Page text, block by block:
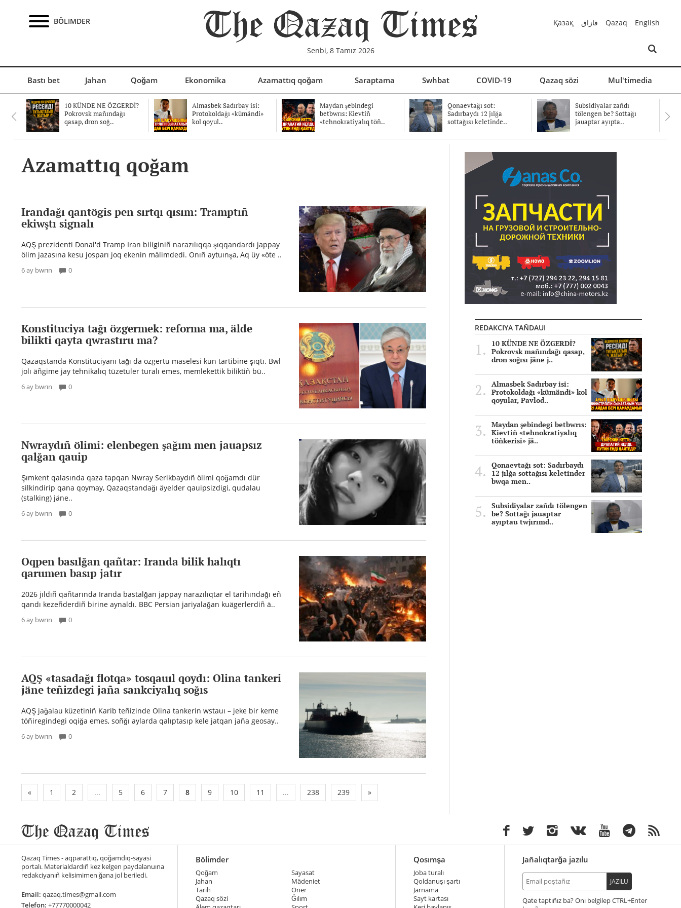
BÖLIMDER
Senbi, 8 Tamız 2026
Қазақ قازاق Qazaq English
Bastı bet Jahan Qoğam Ekonomika Azamattıq qoğam Saraptama Swhbat COVID-19 Qazaq sözi Mul'timedia
10 KÜNDE NE ÖZGERDİ?
Pokrovsk mañındağı
qasap, dron soğ..
Almasbek Sadırbay isi:
Protokoldağı «kümändi»
kol qoyul..
Maydan şebindegi
betbwrıs: Kievtiñ
«tehnokratiyalıq töñ..
Qonaevtağı sot:
Sadırbaydı 12 jılğa
sottağısı keletinde..
Subsidiyalar zañdı
tölengen be? Sottağı
jauaptar ayıpta..
Azamattıq qoğam
Irandağı qantögis pen sırtqı qısım: Tramptıñ
ekiwştı signalı
AQŞ prezidenti Donal'd Tramp Iran biliginiñ narazılıqqa şıqqandardı jappay
ölim jazasına kesu josparı joq ekenin mälimdedi. Onıñ aytuınşa, Aq üy «öte ..
6 ay bwrın 0
Konstituciya tağı özgermek: reforma ma, älde
bilikti qayta qwrastıru ma?
Qazaqstanda Konstituciyanı tağı da özgertu mäselesi kün tärtibine şıqtı. Bwl
jolı äñgime jay tehnikalıq tüzetuler turalı emes, memlekettik biliktiñ bü..
6 ay bwrın 0
Nwraydıñ ölimi: elenbegen şağım men jauapsız
qalğan qauip
Şımkent qalasında qaza tapqan Nwray Serikbaydıñ ölimi qoğamdı dür
silkindirip qana qoymay, Qazaqstandağı äyelder qauipsizdigi, qudalau
(stalking) jäne..
6 ay bwrın 0
Oqpen basılğan qañtar: Iranda bilik halıqtı
qarumen basıp jatır
2026 jıldıñ qañtarında Iranda bastalğan jappay narazılıqtar el tarihındağı eñ
qandı kezeñderdiñ birine aynaldı. BBC Persian jariyalağan kuägerlerdiñ ä..
6 ay bwrın 0
AQŞ «tasadağı flotqa» tosqauıl qoydı: Olina tankeri
jäne teñizdegi jaña sankciyalıq soğıs
AQŞ jağalau küzetiniñ Karib teñizinde Olina tankerin wstauı – jeke bir keme
töñiregindegi oqiğa emes, soñğı aylarda qalıptasıp kele jatqan jaña geosay..
6 ay bwrın 0
« 1 2 ... 5 6 7 8 9 10 11 ... 238 239 »
REDAKCIYA TAÑDAUI
10 KÜNDE NE ÖZGERDİ?
Pokrovsk mañındağı qasap,
dron soğısı jäne j..
Almasbek Sadırbay isi:
Protokoldağı «kümändi» kol
qoyular, Pavlod..
Maydan şebindegi betbwrıs:
Kievtiñ «tehnokratiyalıq
töñkerisi» jä..
Qonaevtağı sot: Sadırbaydı
12 jılğa sottağısı keletinder
bwqa men..
Subsidiyalar zañdı tölengen
be? Sottağı jauaptar
ayıptau twjırımd..
Qazaq Times - aqparattıq, qoğamdıq-sayasi
portalı. Materialdardıñ kez kelgen paydalanuına
redakciyanıñ kelisimimen ğana jol beriledi.
Email: qazaq.times@gmail.com
Telefon: +77770000042
Bölimder
Qoğam
Jahan
Tarih
Qazaq sözi
Sayasat
Mädeniet
Öner
Ğılım
Qosımşa
Joba turalı
Qoldanuşı şartı
Jarnama
Sayt kartası
Jañalıqtarğa jazılu
JAZILU
Qate taptıñız ba? Onı belgilep
+Enter